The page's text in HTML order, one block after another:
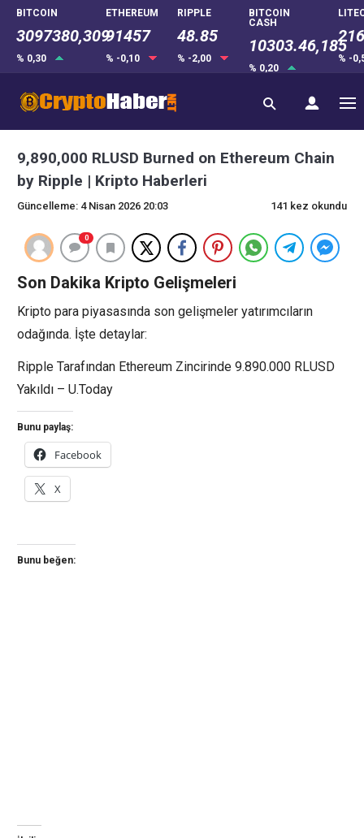
BITCOIN
3097380,309
% 0,30
ETHEREUM
91457
% -0,10
RIPPLE
48.85
% -2,00
BITCOIN
CASH
10303.46,185
% 0,20
% -
9,890,000 RLUSD Burned on Ethereum Chain
by Ripple | Kripto Haberleri
Güncelleme: 4 Nisan 2026 20:03 141 kez okundu
0
Son Dakika Kripto Gelişmeleri
Kripto para piyasasında son gelişmeler yatırımcıların
odağında. İşte detaylar:
Ripple Tarafından Ethereum Zincirinde 9.890.000 RLUSD
Yakıldı – U.Today
Bunu paylaş:
Facebook
X
Bunu beğen: